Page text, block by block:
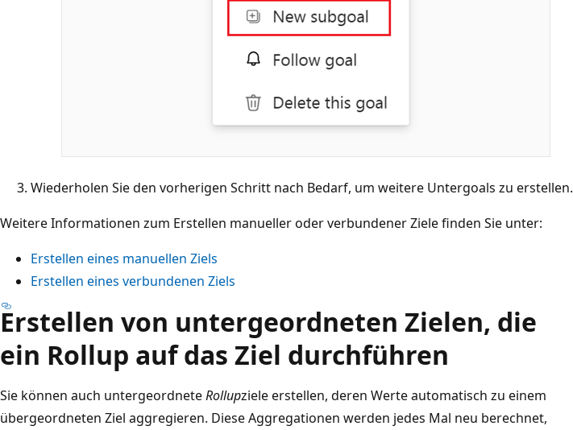
Wiederholen Sie den vorherigen Schritt nach Bedarf, um weitere Untergoals zu erstellen.
Weitere Informationen zum Erstellen manueller oder verbundener Ziele finden Sie unter:
Erstellen eines manuellen Ziels
Erstellen eines verbundenen Ziels
Erstellen von untergeordneten Zielen, die
ein Rollup auf das Ziel durchführen
Sie können auch untergeordneteRollupziele erstellen, deren Werte automatisch zu einem
übergeordneten Ziel aggregieren. Diese Aggregationen werden jedes Mal neu berechnet,